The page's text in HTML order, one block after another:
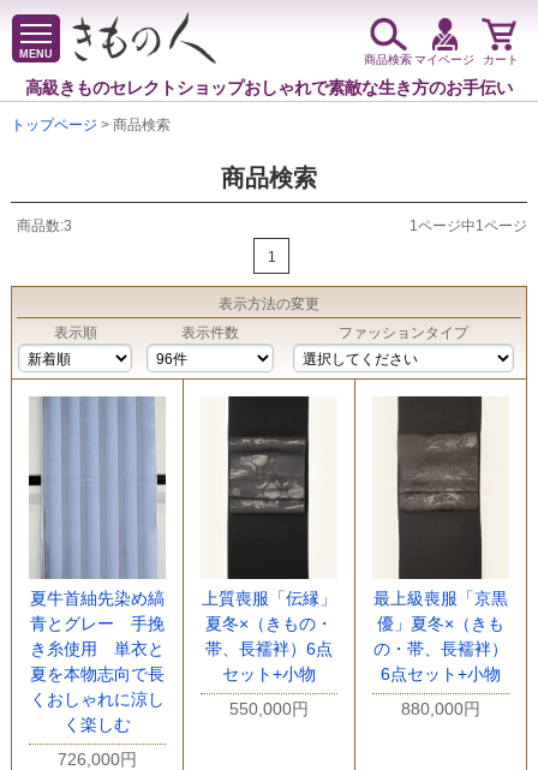
MENU
高級きものセレクトショップおしゃれで素敵な生き方のお手伝い
商品検索マイページ カート
トップページ > 商品検索
商品検索
商品数:3
1ページ中1ページ
1
表示方法の変更
表示順
表示件数 ファッションタイプ
夏牛首紬先染め縞
青とグレー 手挽
き糸使用 単衣と
夏を本物志向で長
くおしゃれに涼し
く楽しむ
726,000円
上質喪服「伝縁」
夏冬×（きもの・
帯、長襦袢）6点
セット+小物
550,000円
最上級喪服「京黒
優」夏冬×（きも
の・帯、長襦袢）
6点セット+小物
880,000円